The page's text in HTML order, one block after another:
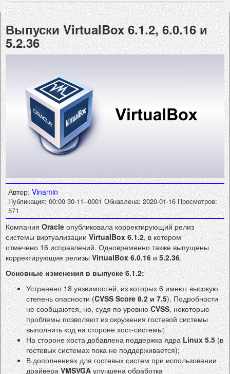
Выпуски VirtualBox 6.1.2, 6.0.16 и
5.2.36
Автор:Vinamin
Публикация: 00:00 30-11--0001Обнавлена: 2020-01-16 Просмотров:
571
КомпанияOracleопубликовала корректирующий релиз
системы виртуализацииVirtualBox 6.1.2, в котором
отмечено 16 исправлений. Одновременно также выпущены
корректирующие релизыVirtualBox 6.0.16и5.2.36.
Основные изменения в выпуске 6.1.2:
Устранено 18 уязвимостей, из которых 6 имеют высокую
степень опасности (CVSS Score 8.2 и 7.5). Подробности
не сообщаются, но, судя по уровнюCVSS, некоторые
проблемы позволяют из окружения гостевой системы
выполнить код на стороне хост-системы;
На стороне хоста добавлена поддержка ядраLinux 5.5(в
гостевых системах пока не поддерживается);
В дополнениях для гостевых систем при использовании
драйвераVMSVGAулучшена обработка